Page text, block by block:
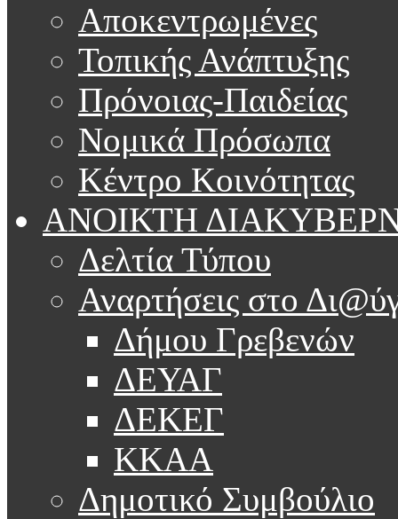
Αποκεντρωμένες
Τοπικής Ανάπτυξης
Πρόνοιας-Παιδείας
Νομικά Πρόσωπα
Κέντρο Κοινότητας
ΑΝΟΙΚΤΗ
Δελτία Τύπου
Αναρτήσεις στο
Δήμου Γρεβενών
ΔΕΥΑΓ
ΔΕΚΕΓ
ΚΚΑΑ
Δημοτικό Συμβούλιο